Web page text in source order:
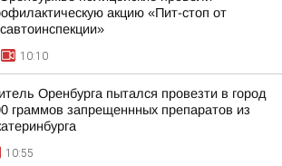
акцию «Пит-стоп от
10:10
Оренбурга пытался провезти в город
граммов запрещеннных препаратов из
10:55